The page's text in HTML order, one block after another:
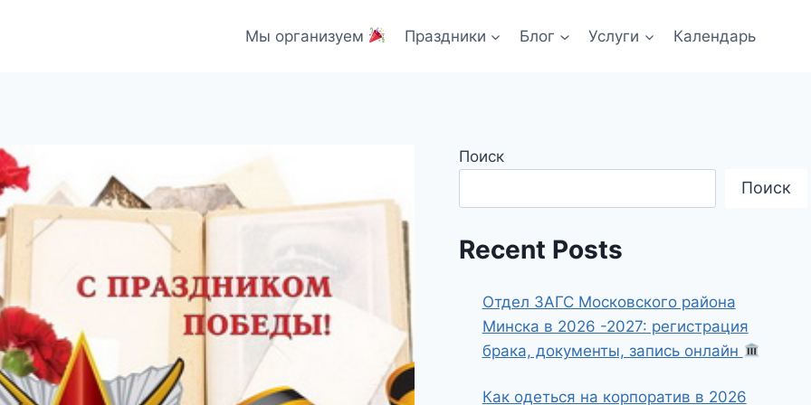
Мы организуем Праздники Блог Услуги Календарь
Поиск
Поиск
Recent Posts
Отдел ЗАГС Московского района
Минска в 2026 -2027: регистрация
брака, документы, запись онлайн
Как одеться на корпоратив в 2026